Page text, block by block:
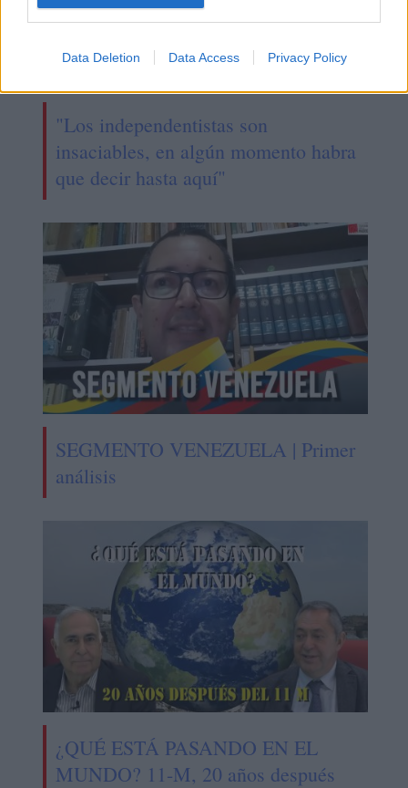
Data Deletion Data Access Privacy Policy
"Los independentistas son
insaciables, en algún momento habra
que decir hasta aquí"
SEGMENTO VENEZUELA | Primer
análisis
¿QUÉ ESTÁ PASANDO EN EL
MUNDO? 11-M, 20 años después